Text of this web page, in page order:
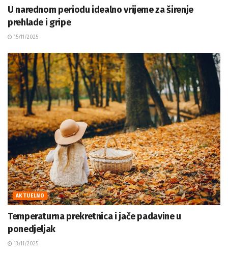
U narednom periodu idealno vrijeme za širenje
prehlade i gripe
15/11/2025
AKTUELNO
Temperaturna prekretnica i jače padavine u
ponedjeljak
13/11/2025